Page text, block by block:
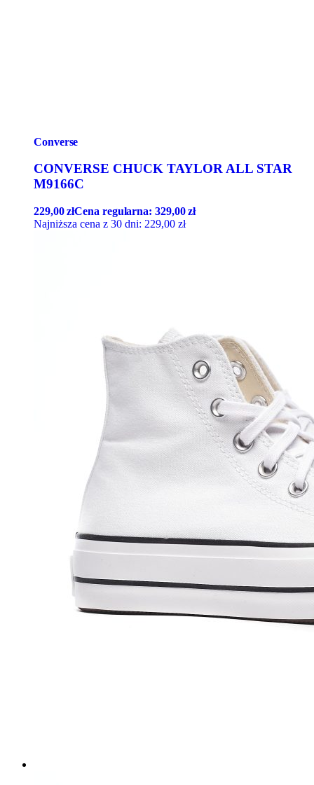
Converse
CONVERSE CHUCK TAYLOR ALL STAR
M9166C
229,00złCena regularna:329,00zł
Najniższa cena z 30 dni: 229,00 zł